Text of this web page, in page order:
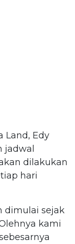
Land, Edy
jadwal
dilakukan
hari
dimulai sejak
kami